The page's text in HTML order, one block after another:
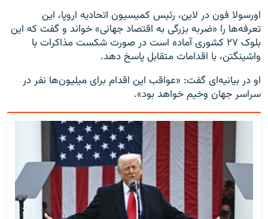
اورسولا فون در لاین، رئیس کمیسیون اتحادیه اروپا، این
تعرفه‌ها را «ضربه بزرگی به اقتصاد جهانی» خواند و گفت که این
بلوک ۲۷ کشوری آماده است در صورت شکست مذاکرات با
واشینگتن، با اقدامات متقابل پاسخ دهد.
او در بیانیه‌ای گفت: «عواقب این اقدام برای میلیون‌ها نفر در
سراسر جهان وخیم خواهد بود».